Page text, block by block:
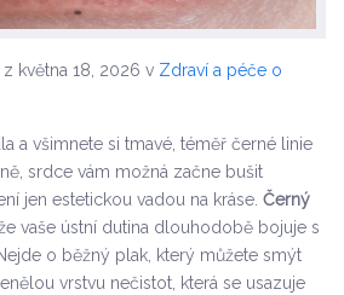
z května 18, 2026 v Zdraví a péče o
a všimnete si tmavé, téměř černé linie
srdce vám možná začne bušit
jen estetickou vadou na kráse. Černý
vaše ústní dutina dlouhodobě bojuje s
o běžný plak, který můžete smýt
vrstvu nečistot, která se usazuje